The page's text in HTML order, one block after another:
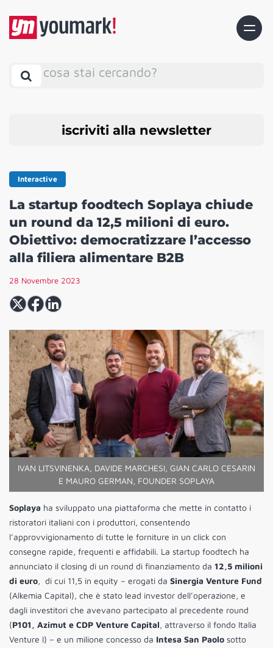
cosa stai cercando?
iscriviti alla newsletter
Interactive
La startup foodtech Soplaya chiude
un round da 12,5 milioni di euro.
Obiettivo: democratizzare l’accesso
alla filiera alimentare B2B
28 Novembre 2023
IVAN LITSVINENKA, DAVIDE MARCHESI, GIAN CARLO CESARIN
E MAURO GERMAN, FOUNDER SOPLAYA
Soplaya ha sviluppato una piattaforma che mette in contatto i
ristoratori italiani con i produttori, consentendo
l’approvvigionamento di tutte le forniture in un click con
consegne rapide, frequenti e affidabili. La startup foodtech ha
annunciato il closing di un round di finanziamento da 12,5 milioni
di euro, di cui 11,5 in equity – erogati da Sinergia Venture Fund
(Alkemia Capital), che è stato lead investor dell’operazione, e
dagli investitori che avevano partecipato al precedente round
(P101, Azimut e CDP Venture Capital, attraverso il fondo Italia
Venture I) – e un milione concesso da Intesa San Paolo sotto